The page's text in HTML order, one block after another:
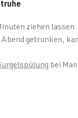
ziehen
getrunken,
bei